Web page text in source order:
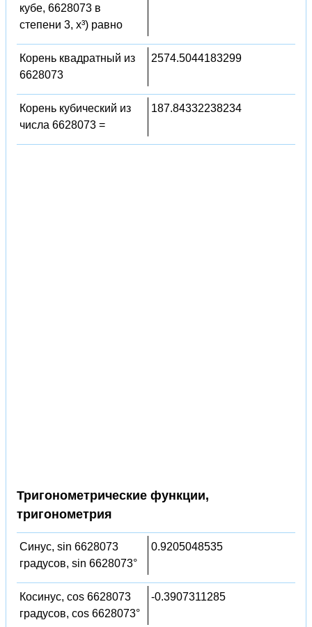
кубе, 6628073 в
степени 3, x³) равно
Корень квадратный из
6628073
2574.5044183299
Корень кубический из
числа 6628073 =
187.84332238234
Тригонометрические функции,
тригонометрия
Синус, sin 6628073
градусов, sin 6628073°
0.9205048535
Косинус, cos 6628073
градусов, cos 6628073°
-0.3907311285